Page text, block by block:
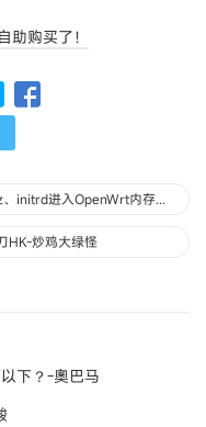
助购买了！
上一篇：通过现有系统使用grub引导vmlinuz、initrd进入OpenWrt内存系统-KDE
HK-炒鸡大绿怪
下？-奧巴马